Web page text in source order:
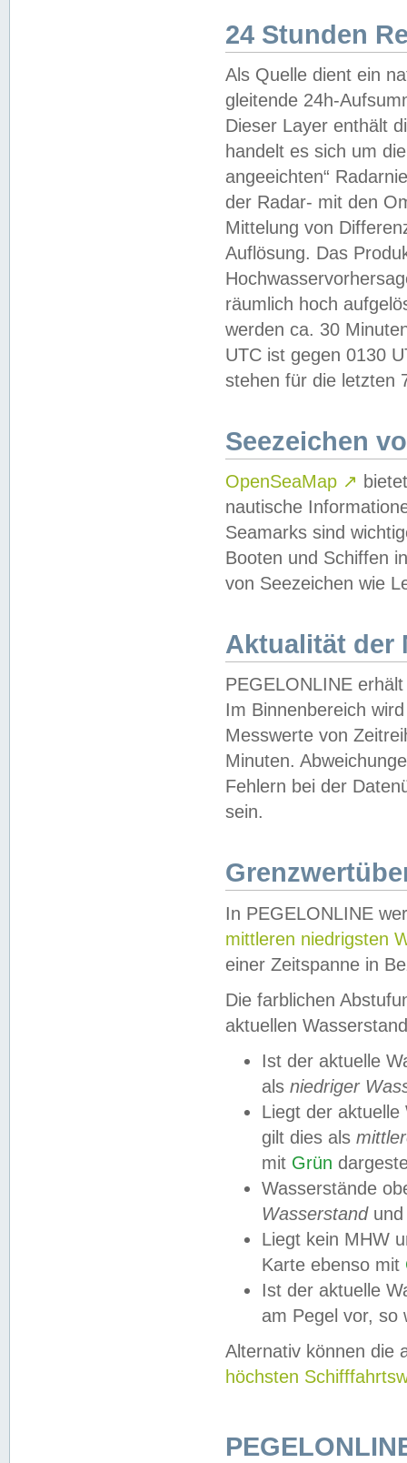
24 Stunden
Als Quelle dient ein
gleitende 24h-
Dieser Layer enthält
handelt es sich um
angeeichten“
der Radar- mit den
Mittelung von
Auflösung. Das
räumlich hoch
werden ca. 30
UTC ist gegen 0130
stehen für die letzten
Seezeichen
OpenSeaMap ↗
nautische
Seamarks sind
Booten und Schiffen
von Seezeichen wie
Aktualität der
PEGELONLINE
Im Binnenbereich
Messwerte von
Minuten.
Fehlern bei der
sein.
In PEGELONLINE
mittleren niedrigsten
einer Zeitspanne in
Die farblichen
aktuellen
Ist der aktuelle
als niedriger
Liegt der
gilt dies als
mit Grün
Wasserstände
Wasserstandund
Liegt kein MHW
Karte ebenso mit
Ist der aktuelle
am Pegel vor,
Alternativ können die
höchsten